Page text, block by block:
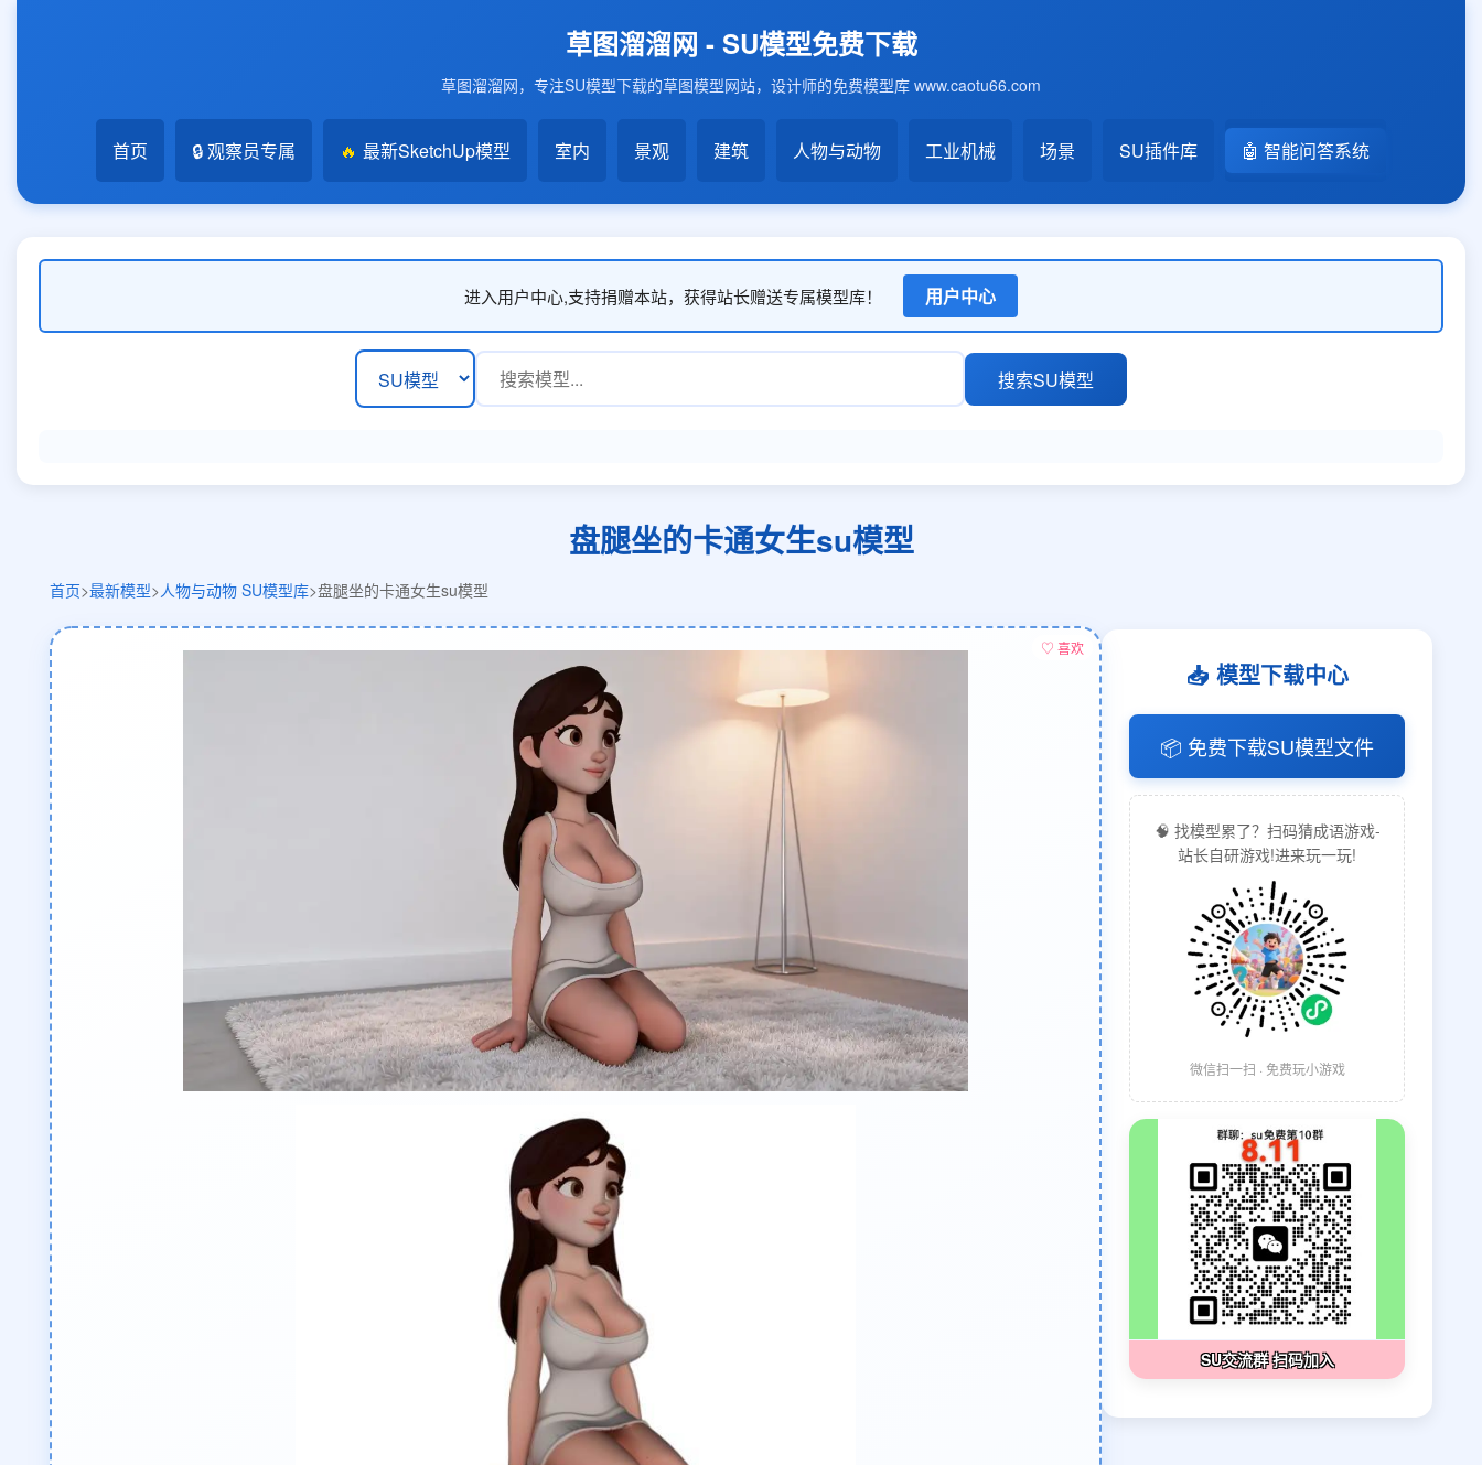
草图溜溜网 - SU模型免费下载
草图溜溜网，专注SU模型下载的草图模型网站，设计师的免费模型库 www.caotu66.com
首页 🔒 观察员专属 🔥 最新SketchUp模型 室内 景观 建筑 人物与动物 工业机械 场景 SU插件库 🤖 智能问答系统
进入用户中心,支持捐赠本站，获得站长赠送专属模型库！ 用户中心
搜索SU模型
盘腿坐的卡通女生su模型
首页>最新模型>人物与动物 SU模型库>盘腿坐的卡通女生su模型
♡ 喜欢
📥 模型下载中心
📦 免费下载SU模型文件
🧠 找模型累了？扫码猜成语游戏-
站长自研游戏!进来玩一玩!
微信扫一扫 · 免费玩小游戏
SU交流群 扫码加入